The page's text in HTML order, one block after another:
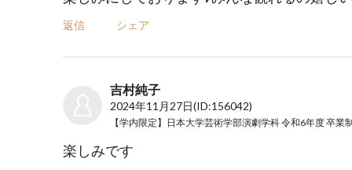
返信 シェア
吉村純子
2024年11月27日(ID:156042)
楽しみです